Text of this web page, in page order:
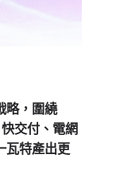
略，圍繞
交付、電網
瓦特產出更